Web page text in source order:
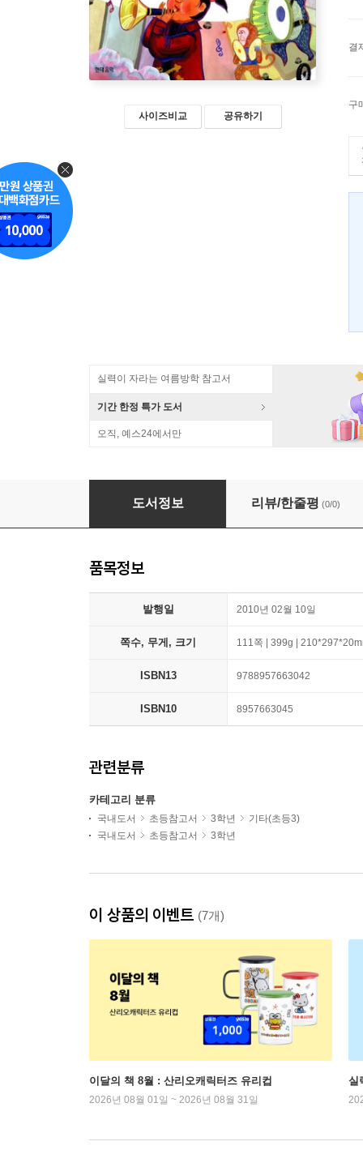
사이즈비교 공유하기
결
구
실력이 자라는 여름방학 참고서
기간 한정 특가 도서
오직, 예스24에서만
만점 음악 공부 3-1
도서정보 리뷰/한줄평 (0/0)
품목정보
발행일 2010년 02월 10일
쪽수, 무게, 크기 111쪽 | 399g |
ISBN13 9788957663042
ISBN10 8957663045
관련분류
카테고리 분류
국내도서 초등참고서 3학년
기타(초등3)
국내도서
초등참고서 3학년
이 상품의 이벤트 (7개)
이달의 책 8월 : 산리오캐릭터즈 유리컵
2026년 08월 01일 ~ 2026년 08월 31일
실